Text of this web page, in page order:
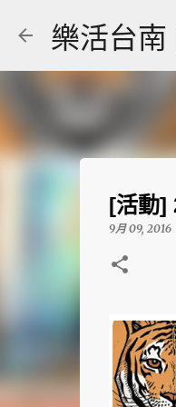
樂活台
[活動]
9月 09, 2016